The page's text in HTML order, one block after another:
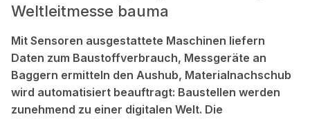
Weltleitmesse bauma
Mit Sensoren ausgestattete Maschinen liefern
Daten zum Baustoffverbrauch, Messgeräte an
Baggern ermitteln den Aushub, Materialnachschub
wird automatisiert beauftragt: Baustellen werden
zunehmend zu einer digitalen Welt. Die